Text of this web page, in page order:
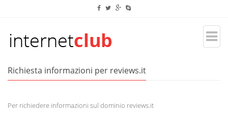
Richiesta informazioni per reviews.it
Per richiedere informazioni sul dominio reviews.it